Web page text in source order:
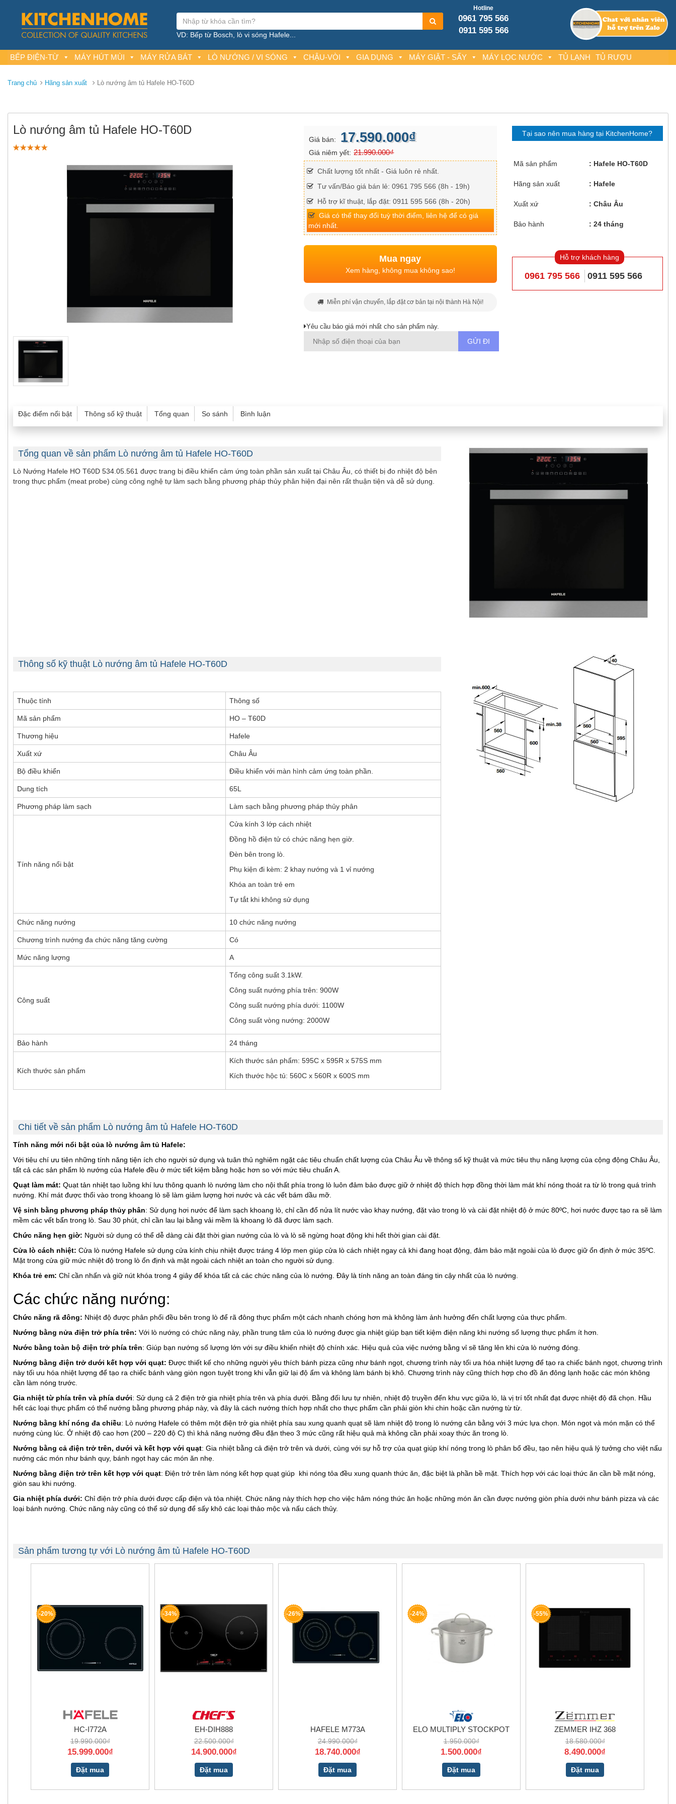
Hotline
0961 795 566
0911 595 566
VD: Bếp từ Bosch, lò vi sóng Hafele...
BẾP ĐIỆN-TỪ MÁY HÚT MÙI MÁY RỬA BÁT LÒ NƯỚNG / VI SÓNG CHẬU-VÒI GIA DỤNG MÁY GIẶT - SẤY MÁY LỌC NƯỚC TỦ LẠNH TỦ RƯỢU
Trang chủ Hãng sản xuất Lò nướng âm tủ Hafele HO-T60D
Lò nướng âm tủ Hafele HO-T60D
Giá bán: 17.590.000₫
Giá niêm yết: 21.990.000₫
Chất lượng tốt nhất - Giá luôn rẻ nhất.
Tư vấn/Báo giá bán lẻ: 0961 795 566 (8h - 19h)
Hỗ trợ kĩ thuật, lắp đặt: 0911 595 566 (8h - 20h)
Giá có thể thay đổi tuỳ thời điểm, liên hệ để có giá
mới nhất.
Mua ngay
Xem hàng, không mua không sao!
Miễn phí vận chuyển, lắp đặt cơ bản tại nội thành Hà Nội!
Yêu cầu báo giá mới nhất cho sản phẩm này.
Tại sao nên mua hàng tại KitchenHome?
Mã sản phẩm Hafele HO-T60D
Hãng sản xuất Hafele
Xuất xứ Châu Âu
Bảo hành 24 tháng
Hỗ trợ khách hàng
0961 795 566 0911 595 566
Đặc điểm nổi bật Thông số kỹ thuật Tổng quan So sánh Bình luận
Tổng quan về sản phẩm Lò nướng âm tủ Hafele HO-T60D
Lò Nướng Hafele HO T60D 534.05.561 được trang bị điều khiển cảm ứng toàn phần sản xuất tại Châu Âu, có thiết bị đo nhiệt độ bên
trong thực phẩm (meat probe) cùng công nghệ tự làm sạch bằng phương pháp thủy phân hiện đại nên rất thuận tiện và dễ sử dụng.
Thông số kỹ thuật Lò nướng âm tủ Hafele HO-T60D
Thuộc tính Thông số
Mã sản phẩm HO – T60D
Thương hiệu Hafele
Xuất xứ Châu Âu
Bộ điều khiển Điều khiển với màn hình cảm ứng toàn phần.
Dung tích 65L
Phương pháp làm sạch Làm sạch bằng phương pháp thủy phân
Tính năng nổi bật
Cửa kính 3 lớp cách nhiệt
Đồng hồ điện tử có chức năng hẹn giờ.
Đèn bên trong lò.
Phụ kiện đi kèm: 2 khay nướng và 1 vỉ nướng
Khóa an toàn trẻ em
Tự tắt khi không sử dụng
Chức năng nướng 10 chức năng nướng
Chương trình nướng đa chức năng tăng cường Có
Mức năng lượng A
Công suất
Tổng công suất 3.1kW.
Công suất nướng phía trên: 900W
Công suất nướng phía dưới: 1100W
Công suất vòng nướng: 2000W
Bảo hành 24 tháng
Kích thước sản phẩm
Kích thước sản phẩm: 595C x 595R x 575S mm
Kích thước hộc tủ: 560C x 560R x 600S mm
Chi tiết về sản phẩm Lò nướng âm tủ Hafele HO-T60D
Tính năng mới nổi bật của lò nướng âm tủ Hafele:
Với tiêu chí ưu tiên những tính năng tiện ích cho người sử dụng và tuân thủ nghiêm ngặt các tiêu chuẩn chất lượng của Châu Âu về thông số kỹ thuật và mức tiêu thụ năng lượng của cộng động Châu Âu,
tất cả các sản phẩm lò nướng của Hafele đều ở mức tiết kiệm bằng hoặc hơn so với mức tiêu chuẩn A.
Quạt làm mát: Quạt tản nhiệt tạo luồng khí lưu thông quanh lò nướng làm cho nội thất phía trong lò luôn đảm bảo được giữ ở nhiệt độ thích hợp đồng thời làm mát khí nóng thoát ra từ lò trong quá trình
nướng. Khí mát được thổi vào trong khoang lò sẽ làm giảm lượng hơi nước và các vết bám dầu mỡ.
Vệ sinh bằng phương pháp thủy phân: Sử dụng hơi nước để làm sạch khoang lò, chỉ cần đổ nửa lít nước vào khay nướng, đặt vào trong lò và cài đặt nhiệt độ ở mức 80ºC, hơi nước được tạo ra sẽ làm
mềm các vết bẩn trong lò. Sau 30 phút, chỉ cần lau lại bằng vải mềm là khoang lò đã được làm sạch.
Chức năng hẹn giờ: Người sử dụng có thể dễ dàng cài đặt thời gian nướng của lò và lò sẽ ngừng hoạt động khi hết thời gian cài đặt.
Cửa lò cách nhiệt: Cửa lò nướng Hafele sử dụng cửa kính chịu nhiệt được tráng 4 lớp men giúp cửa lò cách nhiệt ngay cả khi đang hoạt động, đảm bảo mặt ngoài của lò được giữ ổn định ở mức 35ºC.
Mặt trong cửa giữ mức nhiệt độ trong lò ổn định và mặt ngoài cách nhiệt an toàn cho người sử dụng.
Khóa trẻ em: Chỉ cần nhấn và giữ nút khóa trong 4 giây để khóa tất cả các chức năng của lò nướng. Đây là tính năng an toàn đáng tin cậy nhất của lò nướng.
Các chức năng nướng:
Chức năng rã đông: Nhiệt độ được phân phối đều bên trong lò để rã đông thực phẩm một cách nhanh chóng hơn mà không làm ảnh hưởng đến chất lượng của thực phẩm.
Nướng bằng nửa điện trở phía trên: Với lò nướng có chức năng này, phần trung tâm của lò nướng được gia nhiệt giúp bạn tiết kiệm điện năng khi nướng số lượng thực phẩm ít hơn.
Nước bằng toàn bộ điện trở phía trên: Giúp bạn nướng số lượng lớn với sự điều khiển nhiệt độ chính xác. Hiệu quả của việc nướng bằng vỉ sẽ tăng lên khi cửa lò nướng đóng.
Nướng bằng điện trở dưới kết hợp với quạt: Được thiết kế cho những người yêu thích bánh pizza cũng như bánh ngọt, chương trình này tối ưa hóa nhiệt lượng để tạo ra chiếc bánh ngọt, chương trình
này tối ưu hóa nhiệt lượng để tạo ra chiếc bánh vàng giòn ngon tuyệt trong khi vẫn giữ lại độ ẩm và không làm bánh bị khô. Chương trình này cũng thích hợp cho đồ ăn đông lạnh hoặc các món không
cần làm nóng trước.
Gia nhiệt từ phía trên và phía dưới: Sử dụng cả 2 điện trở gia nhiệt phía trên và phía dưới. Bằng đối lưu tự nhiên, nhiệt độ truyền đến khu vực giữa lò, là vị trí tốt nhất đạt được nhiệt độ đã chọn. Hầu
hết các loại thực phẩm có thể nướng bằng phương pháp này, và đây là cách nướng thích hợp nhất cho thực phẩm cần phải giòn khi chin hoặc cần nướng từ từ.
Nướng bằng khí nóng đa chiều: Lò nướng Hafele có thêm một điện trở gia nhiệt phía sau xung quanh quạt sẽ làm nhiệt độ trong lò nướng cân bằng với 3 mức lựa chọn. Món ngọt và món mặn có thể
nướng cùng lúc. Ở nhiệt độ cao hơn (200 – 220 độ C) thì khả năng nướng đều đặn theo 3 mức cũng rất hiệu quả mà không cần phải xoay thức ăn trong lò.
Nướng bằng cả điện trở trên, dưới và kết hợp với quạt: Gia nhiệt bằng cả điện trở trên và dưới, cùng với sự hỗ trợ của quạt giúp khí nóng trong lò phân bổ đều, tạo nên hiệu quả lý tưởng cho việt nấu
nướng các món như bánh quy, bánh ngọt hay các món ăn nhẹ.
Nướng bằng điện trở trên kết hợp với quạt: Điện trở trên làm nóng kết hợp quạt giúp khi nóng tỏa đều xung quanh thức ăn, đặc biệt là phần bề mặt. Thích hợp với các loại thức ăn cần bề mặt nóng,
giòn sau khi nướng.
Gia nhiệt phía dưới: Chỉ điện trở phía dưới được cấp điện và tỏa nhiệt. Chức năng này thích hợp cho việc hâm nóng thức ăn hoặc những món ăn cần được nướng giòn phía dưới như bánh pizza và các
loại bánh nướng. Chức năng này cũng có thể sử dụng để sấy khô các loại thảo mộc và nấu cách thủy.
Sản phẩm tương tự với Lò nướng âm tủ Hafele HO-T60D
-20%
HC-I772A
19.990.000₫
15.999.000₫
Đặt mua
-34%
EH-DIH888
22.500.000₫
14.900.000₫
Đặt mua
-26%
HAFELE M773A
24.990.000₫
18.740.000₫
Đặt mua
-24%
ELO MULTIPLY STOCKPOT
1.950.000₫
1.500.000₫
Đặt mua
-55%
ZEMMER IHZ 368
18.580.000₫
8.490.000₫
Đặt mua